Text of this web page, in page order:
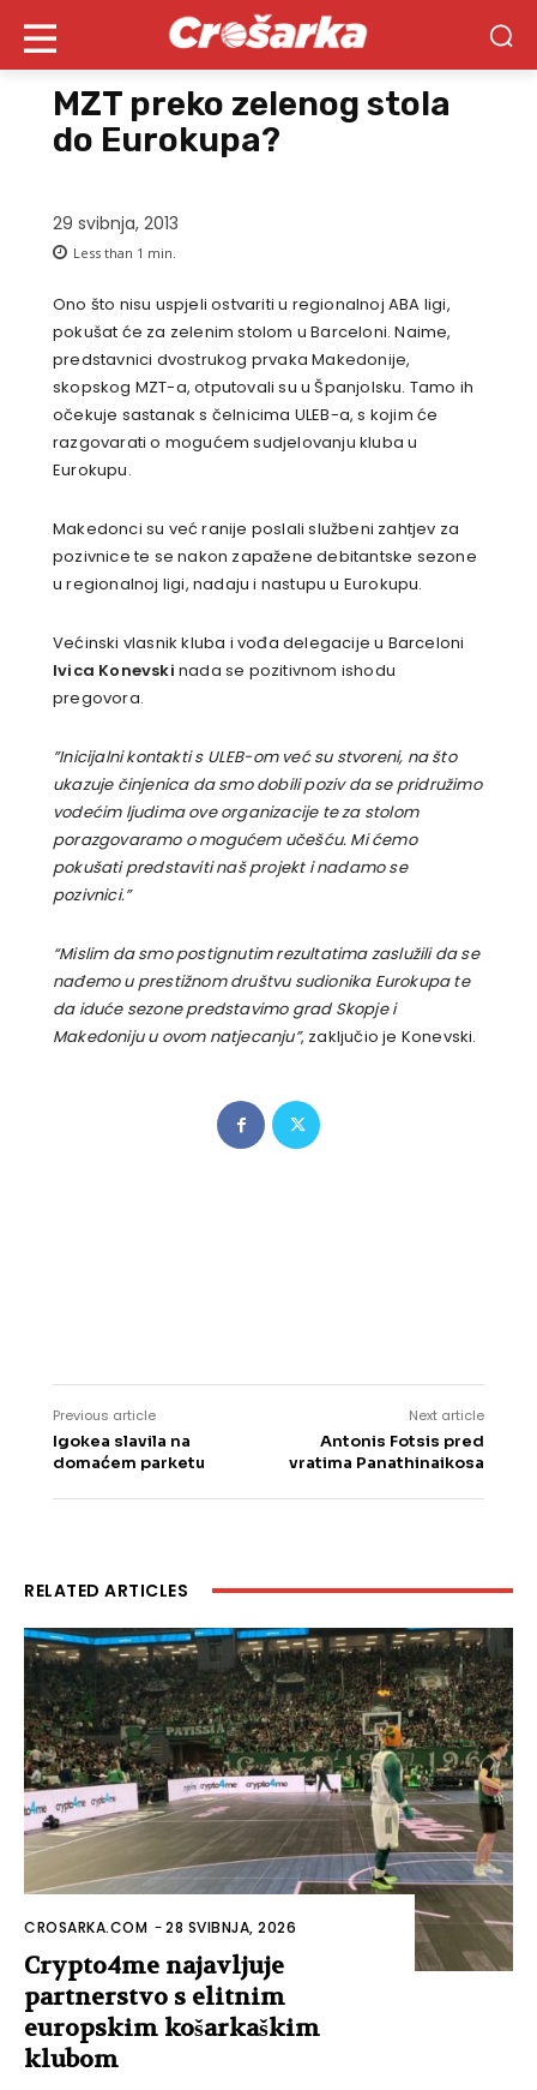
MZT preko zelenog stola
do Eurokupa?
29 svibnja, 2013
Less than 1 min.
Ono što nisu uspjeli ostvariti u regionalnoj ABA ligi,
pokušat će za zelenim stolom u Barceloni. Naime,
predstavnici dvostrukog prvaka Makedonije,
skopskog MZT-a, otputovali su u Španjolsku. Tamo ih
očekuje sastanak s čelnicima ULEB-a, s kojim će
razgovarati o mogućem sudjelovanju kluba u
Eurokupu.
Makedonci su već ranije poslali službeni zahtjev za
pozivnice te se nakon zapažene debitantske sezone
u regionalnoj ligi, nadaju i nastupu u Eurokupu.
Većinski vlasnik kluba i vođa delegacije u Barceloni
Ivica Konevski nada se pozitivnom ishodu
pregovora.
”Inicijalni kontakti s ULEB-om već su stvoreni, na što
ukazuje činjenica da smo dobili poziv da se pridružimo
vodećim ljudima ove organizacije te za stolom
porazgovaramo o mogućem učešću. Mi ćemo
pokušati predstaviti naš projekt i nadamo se
pozivnici.”
“Mislim da smo postignutim rezultatima zaslužili da se
nađemo u prestižnom društvu sudionika Eurokupa te
da iduće sezone predstavimo grad Skopje i
Makedoniju u ovom natjecanju”, zaključio je Konevski.
Previous article
Igokea slavila na
domaćem parketu
Next article
Antonis Fotsis pred
vratima Panathinaikosa
RELATED ARTICLES
CROSARKA.COM -28 SVIBNJA, 2026
Crypto4me najavljuje
partnerstvo s elitnim
europskim košarkaškim
klubom